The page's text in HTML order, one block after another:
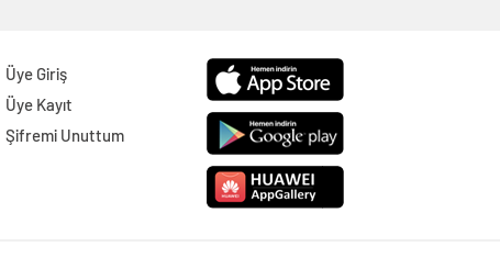
Üye Giriş
Üye Kayıt
Şifremi Unuttum